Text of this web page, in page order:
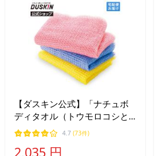
【ダスキン公式】「ナチュボ
ディタオル（トウモロコシと
コットン）3色セット」
4.7 (73件)
2,035 円